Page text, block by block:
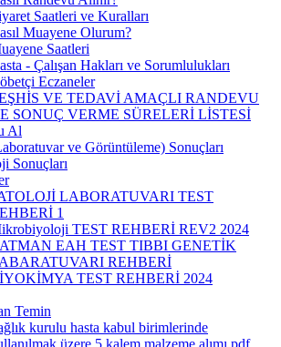
Saatleri ve Kuralları
Muayene Olurum?
Saatleri
- Çalışan Hakları ve Sorumlulukları
Eczaneler
VE TEDAVİ AMAÇLI RANDEVU
SONUÇ VERME SÜRELERİ LİSTESİ
Al
ve Görüntüleme) Sonuçları
Sonuçları
LABORATUVARI TEST
1
TEST REHBERİ REV2 2024
EAH TEST TIBBI GENETİK
REHBERİ
TEST REHBERİ 2024
Temin
kurulu hasta kabul birimlerinde
üzere 5 kalem malzeme alımı.pdf